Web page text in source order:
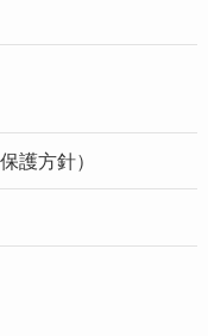
護方針）